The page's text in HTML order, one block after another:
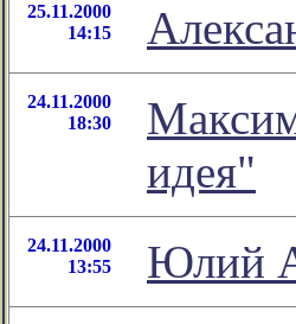
25.11.2000
14:15
24.11.2000
18:30
идея"
24.11.2000
13:55
Юлий